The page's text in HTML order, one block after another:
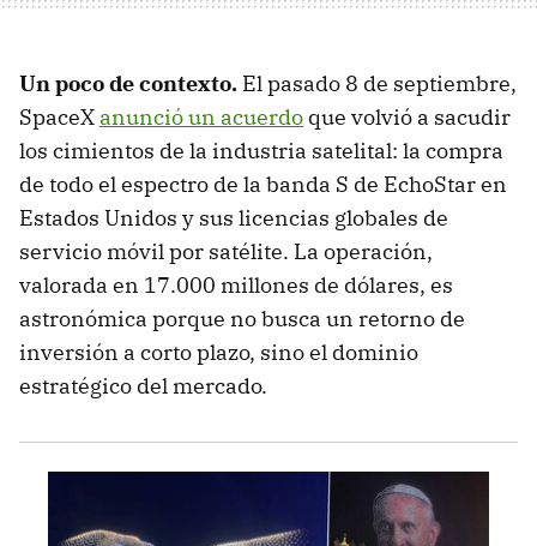
Un poco de contexto. El pasado 8 de septiembre,
SpaceX anunció un acuerdo que volvió a sacudir
los cimientos de la industria satelital: la compra
de todo el espectro de la banda S de EchoStar en
Estados Unidos y sus licencias globales de
servicio móvil por satélite. La operación,
valorada en 17.000 millones de dólares, es
astronómica porque no busca un retorno de
inversión a corto plazo, sino el dominio
estratégico del mercado.